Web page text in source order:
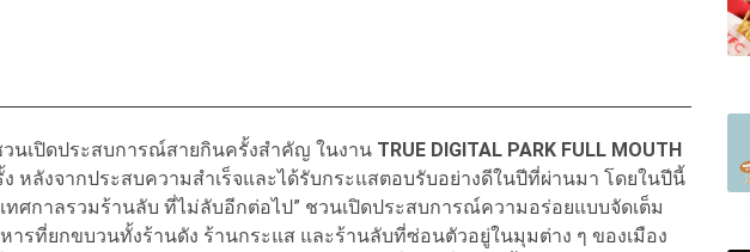
นเปิดประสบการณ์สายกินครั้งสำคัญ ในงาน TRUE DIGITAL PARK FULL MOUTH
หลังจากประสบความสำเร็จและได้รับกระแสตอบรับอย่างดีในปีที่ผ่านมา โดยในปีนี้
ทศกาลรวมร้านลับ ที่ไม่ลับอีกต่อไป” ชวนเปิดประสบการณ์ความอร่อยแบบจัดเต็ม
ารที่ยกขบวนทั้งร้านดัง ร้านกระแส และร้านลับที่ซ่อนตัวอยู่ในมุมต่าง ๆ ของเมือง